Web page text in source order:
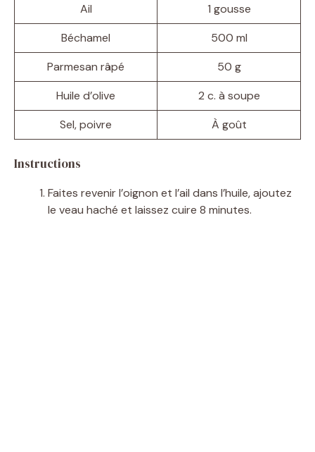
Ail
1 gousse
Béchamel
500 ml
Parmesan râpé
50 g
Huile d’olive
2 c. à soupe
Sel, poivre
À goût
Instructions
Faites revenir l’oignon et l’ail dans l’huile, ajoutez
le veau haché et laissez cuire 8 minutes.